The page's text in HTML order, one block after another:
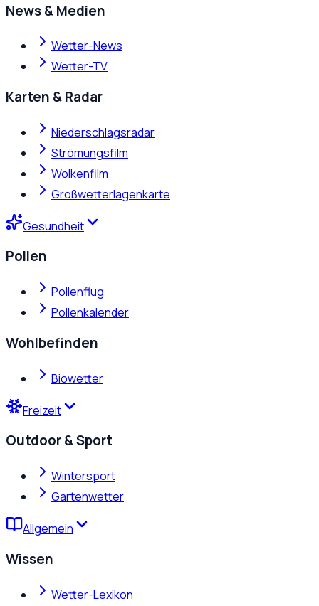
News & Medien
Wetter-News
Wetter-TV
Karten & Radar
Niederschlagsradar
Strömungsfilm
Wolkenfilm
Großwetterlagenkarte
Gesundheit
Pollen
Pollenflug
Pollenkalender
Wohlbefinden
Biowetter
Freizeit
Outdoor & Sport
Wintersport
Gartenwetter
Allgemein
Wissen
Wetter-Lexikon